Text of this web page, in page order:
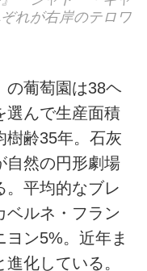
れが右岸のテロワ
の葡萄園は38ヘ
選んで生産面積
樹齢35年。石灰
自然の円形劇場
。平均的なブレ
ベルネ・フラン
ン5%。近年ま
化している。